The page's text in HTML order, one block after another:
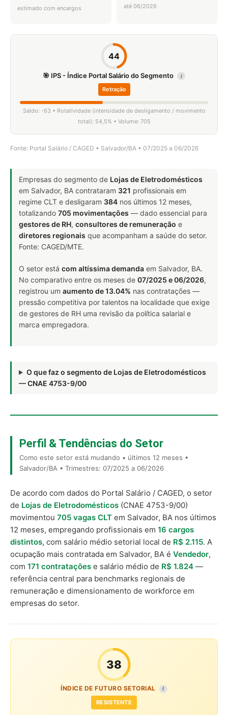
estimado com encargos até 06/2026
44
🎯 IPS - Índice Portal Salário do Segmento i
Retração
Saldo: -63 • Rotatividade (intensidade de desligamento / movimento
total): 54,5% • Volume: 705
Fonte: Portal Salário / CAGED • Salvador/BA • 07/2025 a 06/2026
Empresas do segmento de Lojas de Eletrodomésticos
em Salvador, BA contrataram 321 profissionais em
regime CLT e desligaram 384 nos últimos 12 meses,
totalizando 705 movimentações — dado essencial para
gestores de RH, consultores de remuneração e
diretores regionais que acompanham a saúde do setor.
Fonte: CAGED/MTE.
O setor está com altíssima demanda em Salvador, BA.
No comparativo entre os meses de 07/2025 e 06/2026,
registrou um aumento de 13.04% nas contratações —
pressão competitiva por talentos na localidade que exige
de gestores de RH uma revisão da política salarial e
marca empregadora.
O que faz o segmento de Lojas de Eletrodomésticos
— CNAE 4753-9/00
Perfil & Tendências do Setor
Como este setor está mudando • últimos 12 meses •
Salvador/BA • Trimestres: 07/2025 a 06/2026
De acordo com dados do Portal Salário / CAGED, o setor
de Lojas de Eletrodomésticos (CNAE 4753-9/00)
movimentou 705 vagas CLT em Salvador, BA nos últimos
12 meses, empregando profissionais em 16 cargos
distintos, com salário médio setorial local de R$ 2.115. A
ocupação mais contratada em Salvador, BA é Vendedor,
com 171 contratações e salário médio de R$ 1.824 —
referência central para benchmarks regionais de
remuneração e dimensionamento de workforce em
empresas do setor.
38
ÍNDICE DE FUTURO SETORIAL I
RESISTENTE